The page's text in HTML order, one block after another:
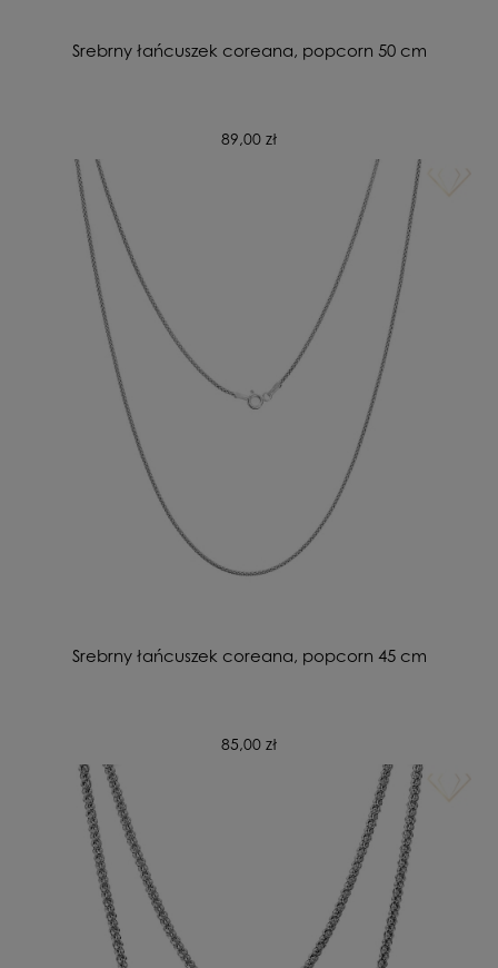
Srebrny łańcuszek coreana, popcorn 50 cm
89,00 zł
Srebrny łańcuszek coreana, popcorn 45 cm
85,00 zł